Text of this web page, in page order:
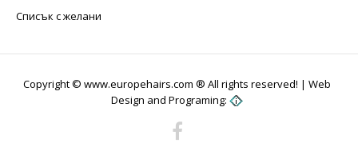
Списък с желани
Copyright © www.europehairs.com ® All rights reserved! | Web
Design and Programing: